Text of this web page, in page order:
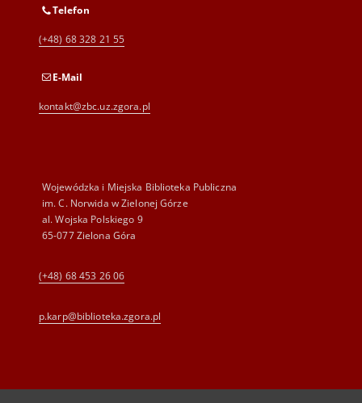
Telefon
(+48) 68 328 21 55
E-Mail
kontakt@zbc.uz.zgora.pl
Wojewódzka i Miejska Biblioteka Publiczna
im. C. Norwida w Zielonej Górze
al. Wojska Polskiego 9
65-077 Zielona Góra
(+48) 68 453 26 06
p.karp@biblioteka.zgora.pl